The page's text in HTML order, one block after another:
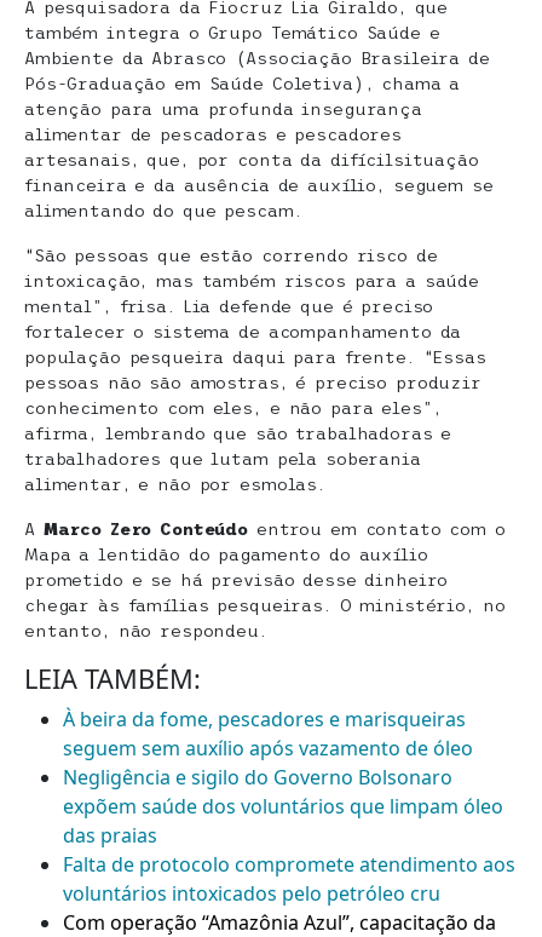
A pesquisadora da Fiocruz Lia Giraldo, que
também integra o Grupo Temático Saúde e
Ambiente da Abrasco (Associação Brasileira de
Pós-Graduação em Saúde Coletiva), chama a
atenção para uma profunda insegurança
alimentar de pescadoras e pescadores
artesanais, que, por conta da difícilsituação
financeira e da ausência de auxílio, seguem se
alimentando do que pescam.
“São pessoas que estão correndo risco de
intoxicação, mas também riscos para a saúde
mental”, frisa. Lia defende que é preciso
fortalecer o sistema de acompanhamento da
população pesqueira daqui para frente. “Essas
pessoas não são amostras, é preciso produzir
conhecimento com eles, e não para eles”,
afirma, lembrando que são trabalhadoras e
trabalhadores que lutam pela soberania
alimentar, e não por esmolas.
A Marco Zero Conteúdo entrou em contato com o
Mapa a lentidão do pagamento do auxílio
prometido e se há previsão desse dinheiro
chegar às famílias pesqueiras. O ministério, no
entanto, não respondeu.
LEIA TAMBÉM:
À beira da fome, pescadores e marisqueiras
seguem sem auxílio após vazamento de óleo
Negligência e sigilo do Governo Bolsonaro
expõem saúde dos voluntários que limpam óleo
das praias
Falta de protocolo compromete atendimento aos
voluntários intoxicados pelo petróleo cru
Com operação “Amazônia Azul”, capacitação da